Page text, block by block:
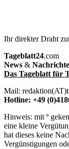
Ihr direkter Draht
Tageblatt24.com
News &
Das Tageblatt für
Mail:
Hotline: +49
Hinweis: mit º
eine kleine
hat dieses keine
Vergünstigungen